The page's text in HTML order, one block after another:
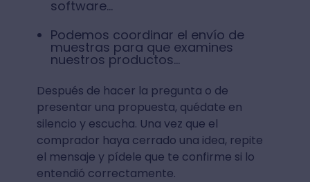
software…
Podemos coordinar el envío de
muestras para que examines
nuestros productos…
Después de hacer la pregunta o de
presentar una propuesta, quédate en
silencio y escucha. Una vez que el
comprador haya cerrado una idea, repite
el mensaje y pídele que te confirme si lo
entendió correctamente.